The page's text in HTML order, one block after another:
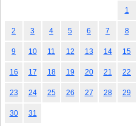
1
2 3 4 5 6 7 8
9 10 11 12 13 14 15
16 17 18 19 20 21 22
23 24 25 26 27 28 29
30 31